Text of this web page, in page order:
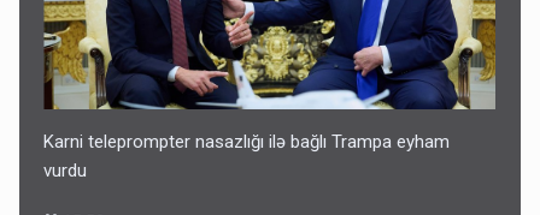
5 Avqust 16:56
Karni teleprompter nasazlığı ilə bağlı Trampa eyham
vurdu